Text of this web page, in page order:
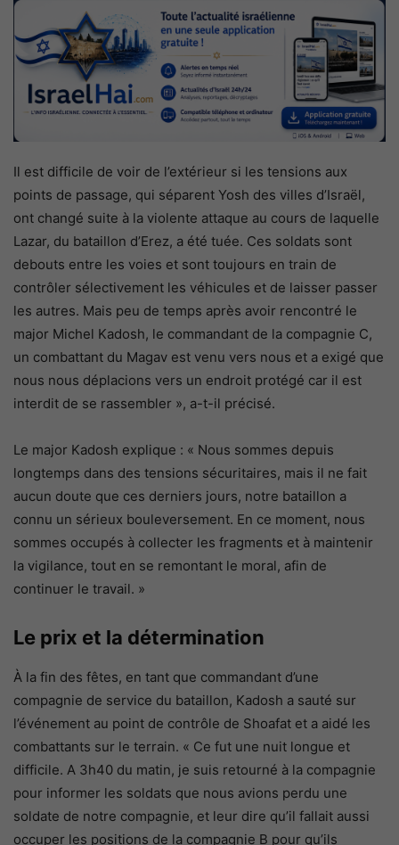
Il est difficile de voir de l’extérieur si les tensions aux
points de passage, qui séparent Yosh des villes d’Israël,
ont changé suite à la violente attaque au cours de laquelle
Lazar, du bataillon d’Erez, a été tuée. Ces soldats sont
debouts entre les voies et sont toujours en train de
contrôler sélectivement les véhicules et de laisser passer
les autres. Mais peu de temps après avoir rencontré le
major Michel Kadosh, le commandant de la compagnie C,
un combattant du Magav est venu vers nous et a exigé que
nous nous déplacions vers un endroit protégé car il est
interdit de se rassembler », a-t-il précisé.
Le major Kadosh explique : « Nous sommes depuis
longtemps dans des tensions sécuritaires, mais il ne fait
aucun doute que ces derniers jours, notre bataillon a
connu un sérieux bouleversement. En ce moment, nous
sommes occupés à collecter les fragments et à maintenir
la vigilance, tout en se remontant le moral, afin de
continuer le travail. »
Le prix et la détermination
À la fin des fêtes, en tant que commandant d’une
compagnie de service du bataillon, Kadosh a sauté sur
l’événement au point de contrôle de Shoafat et a aidé les
combattants sur le terrain. « Ce fut une nuit longue et
difficile. A 3h40 du matin, je suis retourné à la compagnie
pour informer les soldats que nous avions perdu une
soldate de notre compagnie, et leur dire qu’il fallait aussi
occuper les positions de la compagnie B pour qu’ils